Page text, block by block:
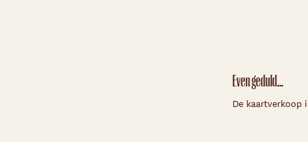
Even geduld...
De kaartverkoop